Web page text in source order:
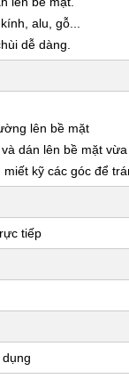
alu, gỗ...
dễ dàng.
lên bề mặt
dán lên bề mặt
kỹ các góc để
tiếp